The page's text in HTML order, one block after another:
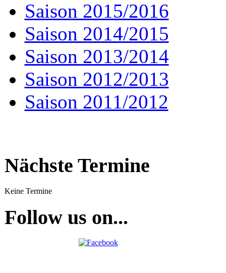
Saison 2015/2016
Saison 2014/2015
Saison 2013/2014
Saison 2012/2013
Saison 2011/2012
Nächste Termine
Keine Termine
Follow us on...